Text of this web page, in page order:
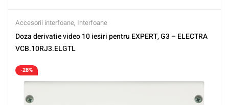
Accesorii interfoane, Interfoane
Doza derivatie video 10 iesiri pentru EXPERT, G3 – ELECTRA
VCB.10RJ3.ELGTL
-28%